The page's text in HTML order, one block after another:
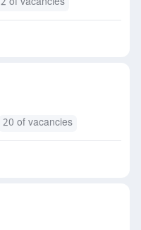
20 of vacancies